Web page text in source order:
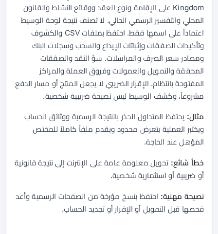
Kingdom على الإقامة ونوع العقد ووقائع النشاط والقانون
المحلي والتفسير الرسمي الحالي. لا تصنف نتيجة لوحة الوسيط
اعتماداً على اسمها فقط. احتفظ بملفات CSV والكشوف
وتأكيدات الصفقات وإثباتات الإيداع والسحب وسجلات البنك
ومصادر سعر الصرف والمراسلات. سوِّ النقد والصفقات
المحققة والتمويل والعمولات وفروق العملة والمراكز
المفتوحة بانتظام. الإقرار الضريبي لا يجعل المنتج أو مسار الدفع
مشروعاً، وكشف الوسيط ليس نصيحة ضريبية شخصية.
مثال: يحتفظ المتداول الحذر بالنتيجة الرسمية ووثائق الحساب
ويختبر العملية بتعرض محدود ويقدم ملفاً كاملاً للمختص
المؤهل عند الحاجة.
خطأ شائع: تحويل معلومة عامة على الإنترنت إلى نتيجة قانونية
أو ضريبية أو استثمارية شخصية.
نصيحة مهنية: احتفظ بنسخ مؤرخة من الصفحات الرسمية وأعد
فحصها قبل التمويل أو الإقرار أو تجديد الحساب.